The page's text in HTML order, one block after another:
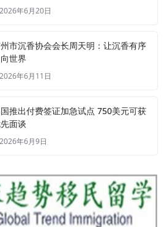
2026年6月20日
市沉香协会会长周天明：让沉香有序
世界
2026年6月11日
推出付费签证加急试点 750美元可获
面谈
2026年6月9日